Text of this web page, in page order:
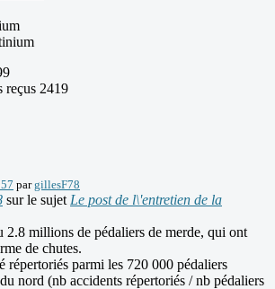
reçus 2419
pargillesF78
sur le sujet Le post de l\'entretien de la
2.8 millions de pédaliers de merde, qui ont
de chutes.
répertoriés parmi les 720 000 pédaliers
nord (nb accidents répertoriés / nb pédaliers